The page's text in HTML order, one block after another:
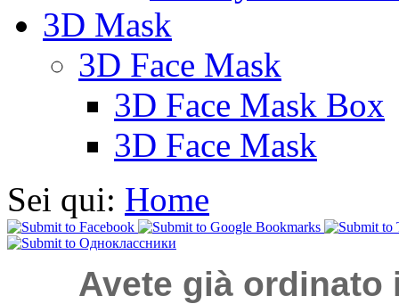
3D Mask
3D Face Mask
3D Face Mask Box
3D Face Mask
Sei qui: Home
Avete già